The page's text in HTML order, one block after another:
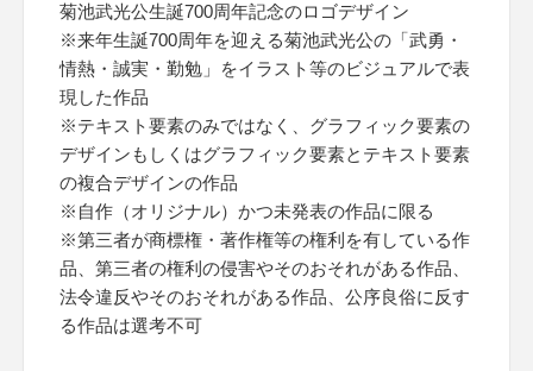
菊池武光公生誕700周年記念のロゴデザイン
※来年生誕700周年を迎える菊池武光公の「武勇・
情熱・誠実・勤勉」をイラスト等のビジュアルで表
現した作品
※テキスト要素のみではなく、グラフィック要素の
デザインもしくはグラフィック要素とテキスト要素
の複合デザインの作品
※自作（オリジナル）かつ未発表の作品に限る
※第三者が商標権・著作権等の権利を有している作
品、第三者の権利の侵害やそのおそれがある作品、
法令違反やそのおそれがある作品、公序良俗に反す
る作品は選考不可